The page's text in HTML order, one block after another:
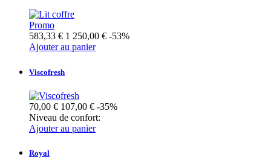
Promo
583,33 € 1 250,00 € -53%
Ajouter au panier
Viscofresh
70,00 € 107,00 € -35%
Niveau de confort:
Ajouter au panier
Royal